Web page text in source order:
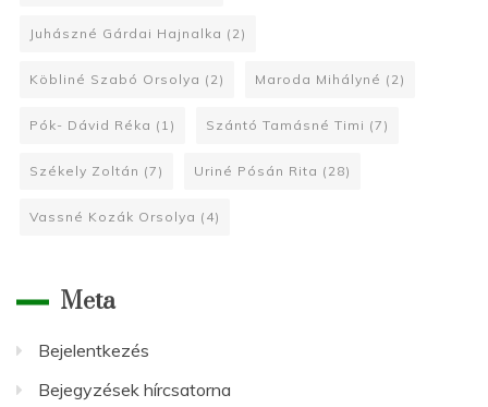
Juhászné Gárdai Hajnalka (2)
Köbliné Szabó Orsolya (2) Maroda Mihályné (2)
Pók- Dávid Réka (1) Szántó Tamásné Timi (7)
Székely Zoltán (7) Uriné Pósán Rita (28)
Vassné Kozák Orsolya (4)
Meta
Bejelentkezés
Bejegyzések hírcsatorna